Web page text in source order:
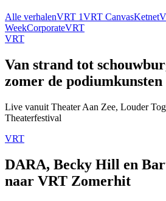
Alle verhalenVRT 1VRT CanvasKetnet
WeekCorporateVRT
VRT
Van strand tot
zomer de
Live vanuit Theater Aan Zee, Louder
Theaterfestival
VRT
DARA, Becky Hill en
naar VRT Zomerhit